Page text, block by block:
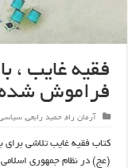
فقیه غایب ،
فراموش
آرمان راه,حمید رابعی,
کتاب فقیه غایب تلاشی
(عج) در نظام جمهوری